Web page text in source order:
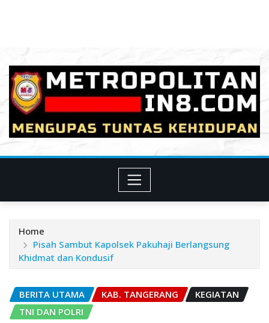
Home
Pisah Sambut Kapolsek Pakuhaji Berlangsung
Khidmat dan Kondusif
BERITA UTAMA KAB. TANGERANG
KEGIATAN
TNI DAN POLRI